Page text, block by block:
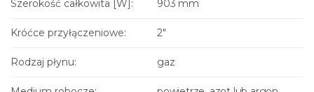
Szerokość całkowita [W]: 903 mm
Króćce przyłączeniowe: 2"
Rodzaj płynu: gaz